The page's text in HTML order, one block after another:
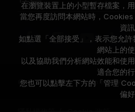
© 2026 Team Group Inc. All
在瀏覽裝置上的小型暫存檔案，
當您再度訪問本網站時，
資訊
如點選「全部接受」，表示您允
網站上的
以及協助我們分析網站效能和使
適合您的行
您也可以點擊左下方的「管理
偏好